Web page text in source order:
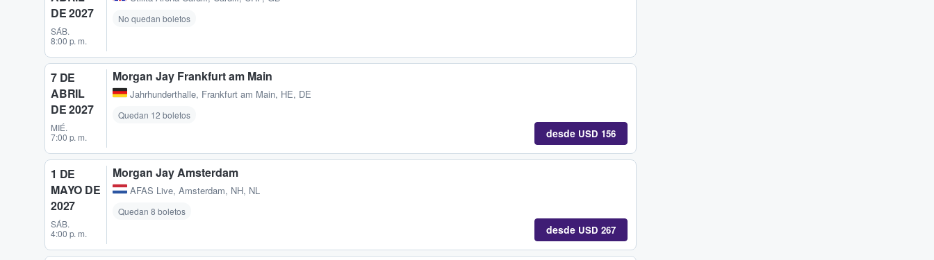
DE 2027
SÁB.
8:00 p. m.
No quedan boletos
7 DE
ABRIL
DE 2027
MIÉ.
7:00 p. m.
Morgan Jay Frankfurt am Main
Jahrhunderthalle, Frankfurt am Main, HE, DE
Quedan 12 boletos
desde USD 156
1 DE
MAYO DE
2027
SÁB.
4:00 p. m.
Morgan Jay Amsterdam
AFAS Live, Amsterdam, NH, NL
Quedan 8 boletos
desde USD 267